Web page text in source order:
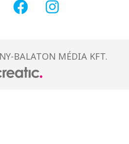
BALATON MÉDIA KFT.